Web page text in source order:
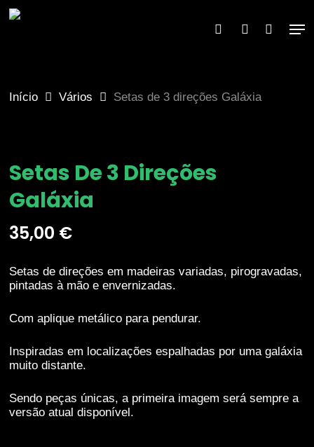
Skip
searchaccount
Início Vários Setas de 3 direções Galáxia
Setas De 3 Direções
Galáxia
35,00 €
Setas de direções em madeiras variadas, pirogravadas,
pintadas à mão e envernizadas.
Com aplique metálico para pendurar.
Inspiradas em localizações espalhadas por uma galáxia
muito distante.
Sendo peças únicas, a primeira imagem será sempre a
versão atual disponível.